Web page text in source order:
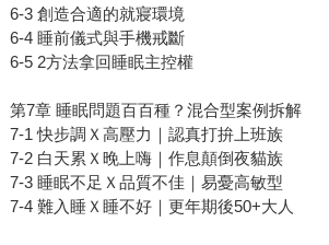
6-3 創造合適的就寢環境
6-4 睡前儀式與手機戒斷
6-5 2方法拿回睡眠主控權
第7章 睡眠問題百百種？混合型案例拆解
7-1 快步調Ｘ高壓力｜認真打拚上班族
7-2 白天累Ｘ晚上嗨｜作息顛倒夜貓族
7-3 睡眠不足Ｘ品質不佳｜易憂高敏型
7-4 難入睡Ｘ睡不好｜更年期後50+大人